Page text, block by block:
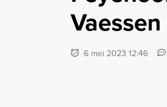
Vaessen
6 mei 2023 12:46